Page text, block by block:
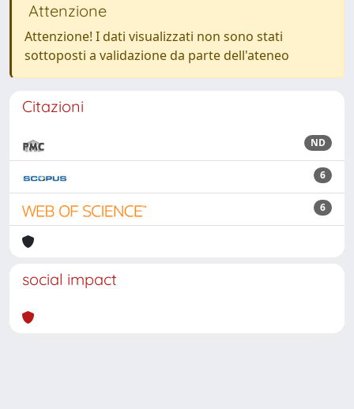
Attenzione
Attenzione! I dati visualizzati non sono stati
sottoposti a validazione da parte dell'ateneo
Citazioni
ND
6
6
social impact